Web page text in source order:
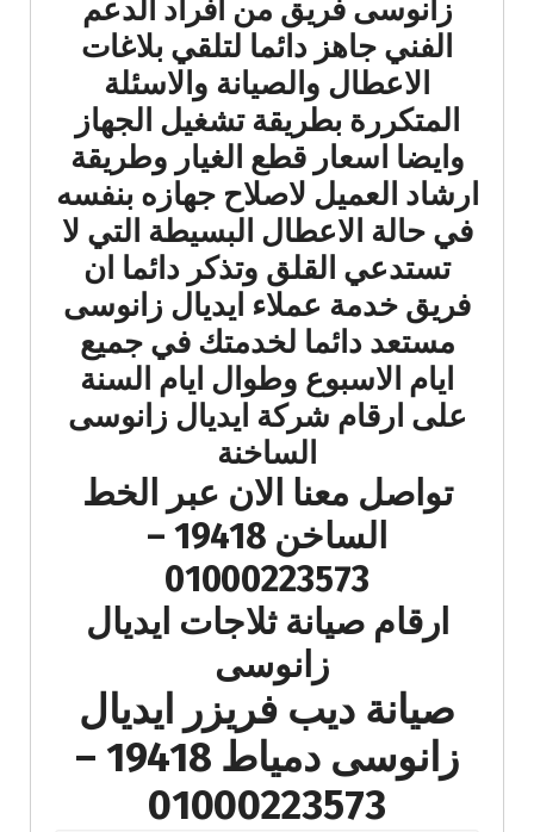
زانوسى فريق من افراد الدعم
الفني جاهز دائما لتلقي بلاغات
الاعطال والصيانة والاسئلة
المتكررة بطريقة تشغيل الجهاز
وايضا اسعار قطع الغيار وطريقة
ارشاد العميل لاصلاح جهازه بنفسه
في حالة الاعطال البسيطة التي لا
تستدعي القلق وتذكر دائما ان
فريق خدمة عملاء ايديال زانوسى
مستعد دائما لخدمتك في جميع
ايام الاسبوع وطوال ايام السنة
على ارقام شركة ايديال زانوسى
الساخنة
تواصل معنا الان عبر الخط
الساخن 19418 –
01000223573
ارقام صيانة ثلاجات ايديال
زانوسى
صيانة ديب فريزر ايديال
زانوسى دمياط 19418 –
01000223573